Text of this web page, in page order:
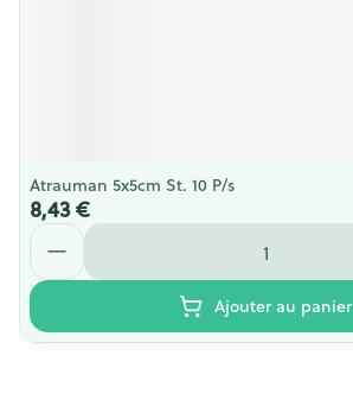
Atrauman 5x5cm St. 10 P/s
8,43 €
Quantité
Ajouter au panier